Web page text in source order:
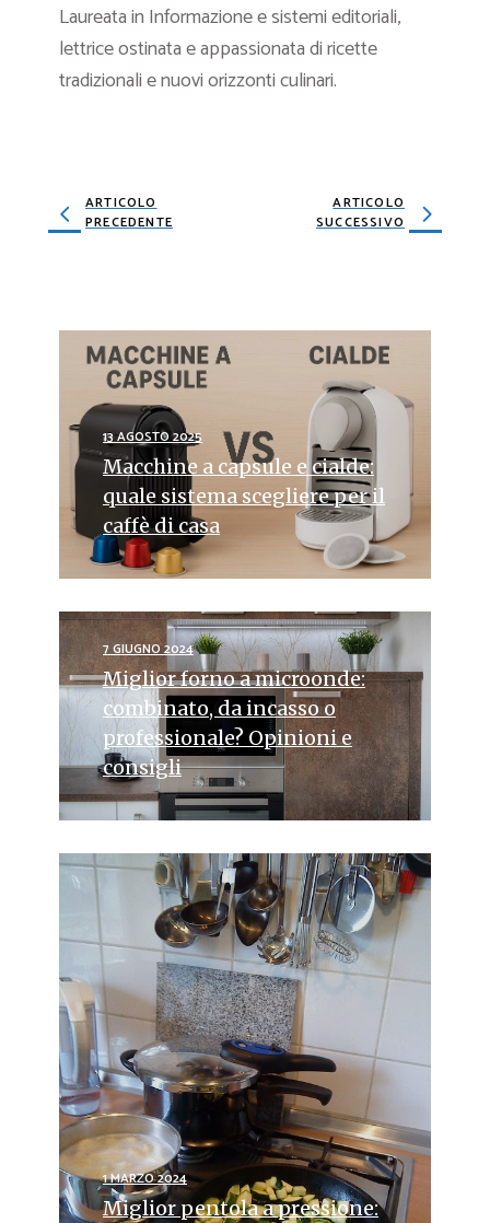
Laureata in Informazione e sistemi editoriali,
lettrice ostinata e appassionata di ricette
tradizionali e nuovi orizzonti culinari.
ARTICOLO
PRECEDENTE
ARTICOLO
SUCCESSIVO
13 AGOSTO 2025
Macchine a capsule e cialde:
quale sistema scegliere per il
caffè di casa
7 GIUGNO 2024
Miglior forno a microonde:
combinato, da incasso o
professionale? Opinioni e
consigli
1 MARZO 2024
Miglior pentola a pressione: